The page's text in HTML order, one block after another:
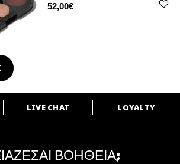
52,00€
LOVER?
LIVE CHAT LOYALTY
ΒΟΗΘΕΙΑ;